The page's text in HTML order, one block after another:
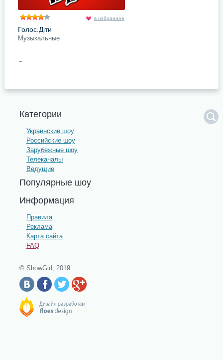
Поделись с друзьями
в избранное
Голос.Діти
Музыкальные
Ставшее популярным во многих
данный проект полностью
Поделись с друзьями
Категории
Украинские шоу
Российские шоу
Зарубежные шоу
Телеканалы
Ведущие
Популярные шоу
Информация
Правила
Реклама
Карта сайта
FAQ
© ShowGid, 2019